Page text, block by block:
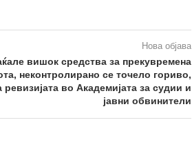
Нова објава
вишок средства за прекувремена
неконтролирано се точело гориво,
ревизијата во Академијата за судии и
јавни обвинители